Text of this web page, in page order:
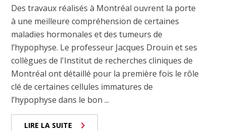
Des travaux réalisés à Montréal ouvrent la porte
à une meilleure compréhension de certaines
maladies hormonales et des tumeurs de
l’hypophyse. Le professeur Jacques Drouin et ses
collègues de l'Institut de recherches cliniques de
Montréal ont détaillé pour la première fois le rôle
clé de certaines cellules immatures de
l’hypophyse dans le bon ...
LIRE LA SUITE